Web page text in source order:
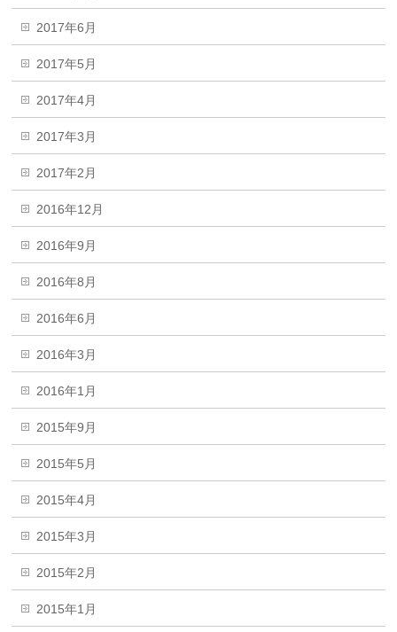
2017年6月
2017年5月
2017年4月
2017年3月
2017年2月
2016年12月
2016年9月
2016年8月
2016年6月
2016年3月
2016年1月
2015年9月
2015年5月
2015年4月
2015年3月
2015年2月
2015年1月